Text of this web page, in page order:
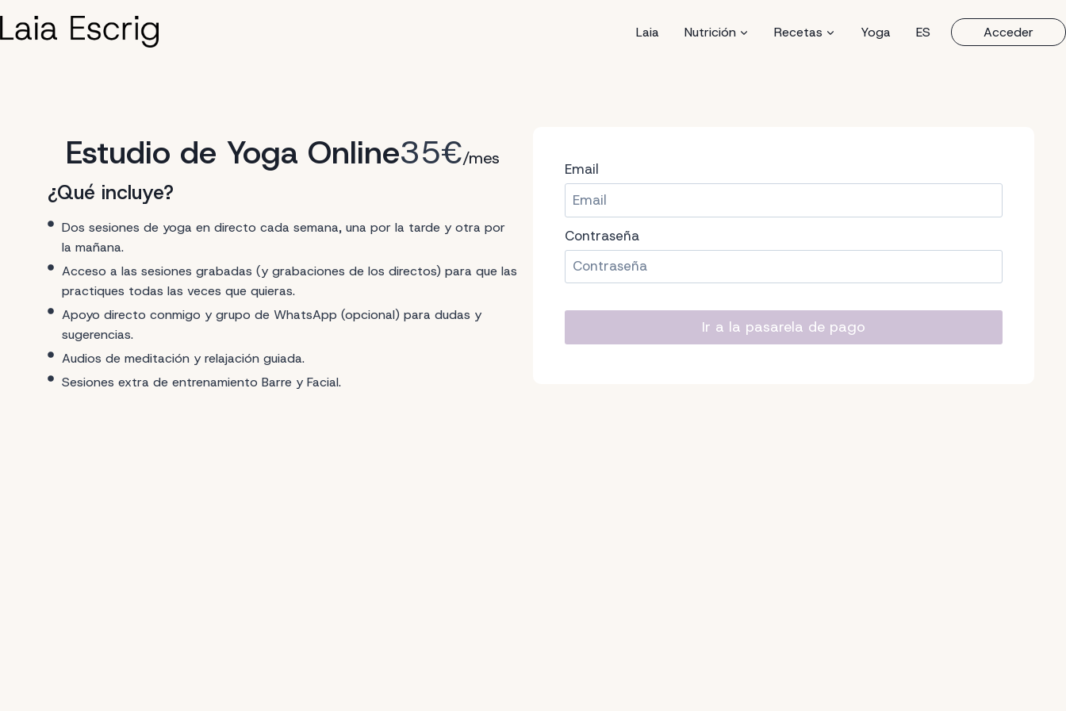
Laia Nutrición Recetas Yoga ES Acceder
Estudio de Yoga Online35€/mes
¿Qué incluye?
Dos sesiones de yoga en directo cada semana, una por la tarde y otra por
la mañana.
Acceso a las sesiones grabadas (y grabaciones de los directos) para que las
practiques todas las veces que quieras.
Apoyo directo conmigo y grupo de WhatsApp (opcional) para dudas y
sugerencias.
Audios de meditación y relajación guiada.
Sesiones extra de entrenamiento Barre y Facial.
Email
Contraseña